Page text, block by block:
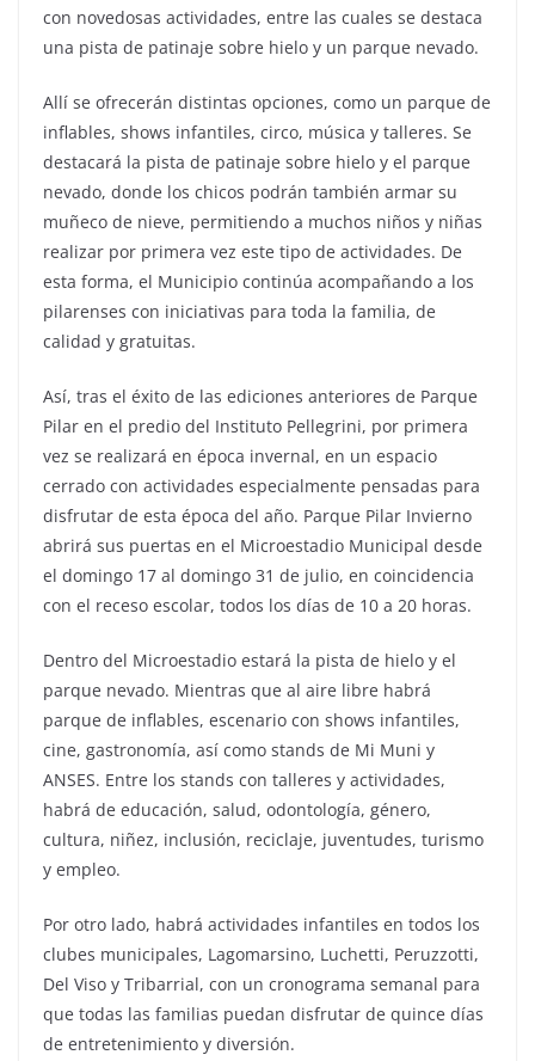
con novedosas actividades, entre las cuales se destaca
una pista de patinaje sobre hielo y un parque nevado.
Allí se ofrecerán distintas opciones, como un parque de
inflables, shows infantiles, circo, música y talleres. Se
destacará la pista de patinaje sobre hielo y el parque
nevado, donde los chicos podrán también armar su
muñeco de nieve, permitiendo a muchos niños y niñas
realizar por primera vez este tipo de actividades. De
esta forma, el Municipio continúa acompañando a los
pilarenses con iniciativas para toda la familia, de
calidad y gratuitas.
Así, tras el éxito de las ediciones anteriores de Parque
Pilar en el predio del Instituto Pellegrini, por primera
vez se realizará en época invernal, en un espacio
cerrado con actividades especialmente pensadas para
disfrutar de esta época del año. Parque Pilar Invierno
abrirá sus puertas en el Microestadio Municipal desde
el domingo 17 al domingo 31 de julio, en coincidencia
con el receso escolar, todos los días de 10 a 20 horas.
Dentro del Microestadio estará la pista de hielo y el
parque nevado. Mientras que al aire libre habrá
parque de inflables, escenario con shows infantiles,
cine, gastronomía, así como stands de Mi Muni y
ANSES. Entre los stands con talleres y actividades,
habrá de educación, salud, odontología, género,
cultura, niñez, inclusión, reciclaje, juventudes, turismo
y empleo.
Por otro lado, habrá actividades infantiles en todos los
clubes municipales, Lagomarsino, Luchetti, Peruzzotti,
Del Viso y Tribarrial, con un cronograma semanal para
que todas las familias puedan disfrutar de quince días
de entretenimiento y diversión.